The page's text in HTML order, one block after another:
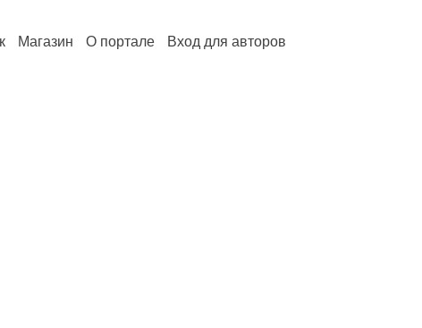
Магазин О портале Вход для авторов